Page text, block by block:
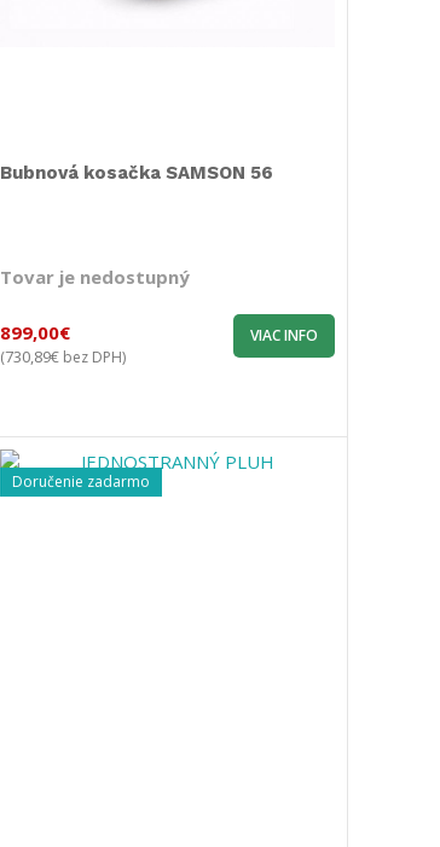
Bubnová kosačka SAMSON 56
Tovar je nedostupný
899,00€
(730,89€ bez DPH)
VIAC INFO
Doručenie zadarmo